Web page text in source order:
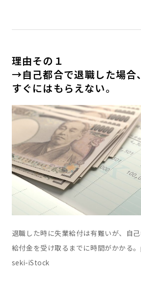
理由その１
→自己都合で退職した場合
すぐにはもらえない。
退職した時に失業給付は有難いが、自己
給付金を受け取るまでに時間がかかる
seki-iStock